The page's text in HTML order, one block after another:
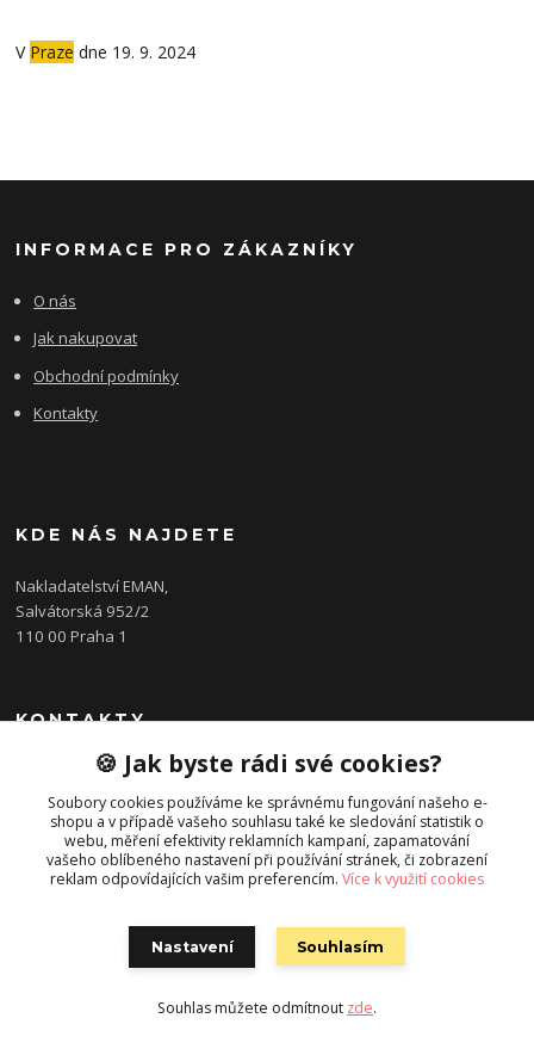
V Praze dne 19. 9. 2024
INFORMACE PRO ZÁKAZNÍKY
O nás
Jak nakupovat
Obchodní podmínky
Kontakty
KDE NÁS NAJDETE
Nakladatelství EMAN,
Salvátorská 952/2
110 00 Praha 1
KONTAKTY
Nakladatelství EMAN
Tomáš Trusina
+420 607 588 618
(Po-Pá, 9-17 hod.)
🍪 Jak byste rádi své cookies?
Soubory cookies používáme ke správnému fungování našeho e-
shopu a v případě vašeho souhlasu také ke sledování statistik o
webu, měření efektivity reklamních kampaní, zapamatování
vašeho oblíbeného nastavení při používání stránek, či zobrazení
reklam odpovídajících vašim preferencím. Více k využití cookies
Nastavení Souhlasím
Souhlas můžete odmítnout zde.